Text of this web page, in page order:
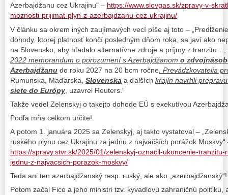
Azerbajdžanu cez Ukrajinu“ – https://www.slovgas.sk/zpravy-v-
moznosti-prijimat-plyn-z-azerbajdzanu-cez-ukrajinu/
V článku sa okrem iných zaujímavých vecí píše aj toto –
dohody, ktorej platnosť končí posledným dňom roka, sa javí ako
na Slovensko, aby hľadalo alternatívne zdroje a príjmy z
2022 memorandum o porozumení s Azerbajdžanom o
Azerbajdžanu do roku 2027 na 20 bcm ročne . Prevádzkovatelia
Rumunska, Maďarska, Slovenska a ďalších krajín navrhli
siete do Európy , uzavrel Reuters.“
Takže vedel Zelenskyj o takejto dohode EÚ s exekutívou
Podľa mňa celkom určite!
A potom 1. januára 2025 sa Zelenskyj, aj takto vystatoval –
ruského plynu cez Ukrajinu za jednu z najväčších porážok Moskvy“
https://spravy.stvr.sk/2025/01/zelenskyj-oznacil-ukoncenie-
jednu-z-najvacsich-porazok-moskvy/
Teda ani ten azerbajdžanský resp. ruský, ale ako „azerbajdžanský“!
Potom začal Fico a jeho ministri tzv. kyvadlovú zahraničnú politiku,